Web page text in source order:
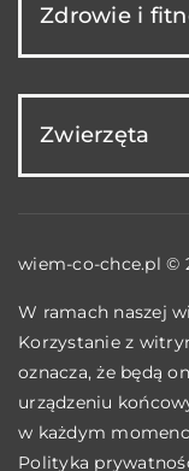
Zdrowie i
Zwierzęta
wiem-co-chce.pl ©
W ramach naszej
Korzystanie z
oznacza, że będą
urządzeniu
w każdym
Polityka